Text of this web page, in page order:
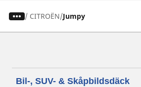
/ CITROËN Jumpy
Bil-, SUV- & Skåpbildsdäck